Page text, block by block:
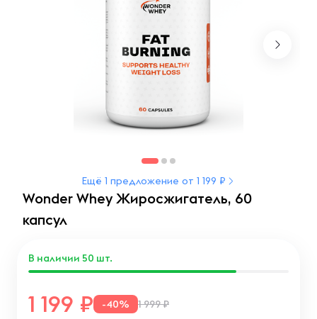
Ещё 1 предложение от 1 199 ₽
Wonder Whey Жиросжигатель, 60
капсул
1 199 -40% 1 999 ₽
В наличии 50 шт.